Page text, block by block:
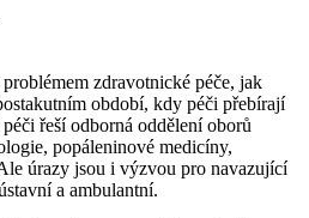
zdravotnické péče, jak
období, kdy péči přebírají
řeší odborná oddělení oborů
popáleninové medicíny,
úrazy jsou i výzvou pro navazující
a ambulantní.